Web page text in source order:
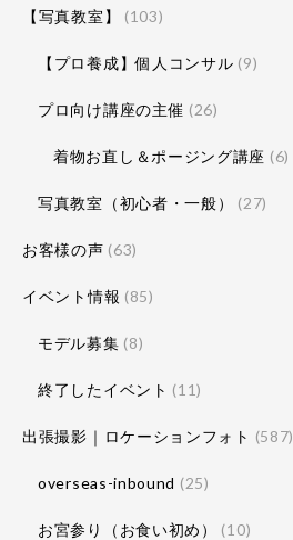
【写真教室】 (103)
【プロ養成】個人コンサル (9)
プロ向け講座の主催 (26)
着物お直し＆ポージング講座 (6)
写真教室（初心者・一般） (27)
お客様の声 (63)
イベント情報 (85)
モデル募集 (8)
終了したイベント (11)
出張撮影｜ロケーションフォト (587)
overseas-inbound (25)
お宮参り（お食い初め） (10)